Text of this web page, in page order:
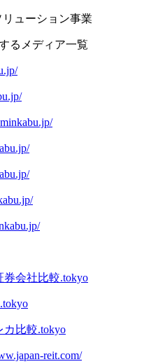
ューション事業
るメディア一覧
券会社比較.tokyo
カ比較.tokyo
reit.com/